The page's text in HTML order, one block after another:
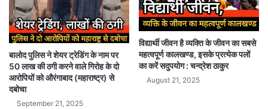
बालोद पुलिस ने शेयर ट्रेडिंग के नाम पर
50 लाख की ठगी करने वाले गिरोह के दो
आरोपियों को औरंगाबाद (महाराष्ट्र) से
दबोचा
September 21, 2025
विद्यार्थी जीवन है व्यक्ति के जीवन का सबसे
महत्वपूर्ण कालखण्ड, इसके प्रत्येक पलों
का करें सदुपयोग : चन्द्रेश ठाकुर
August 21, 2025